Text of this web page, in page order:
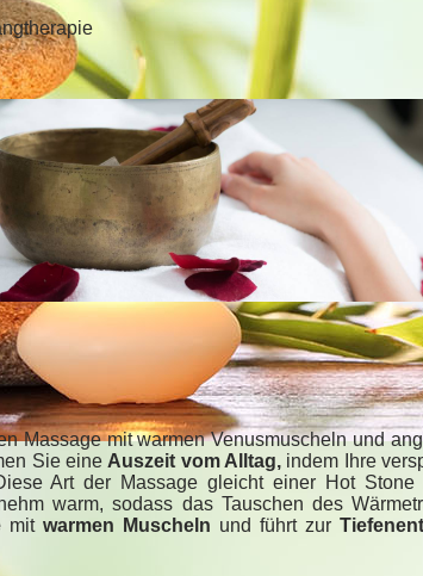
Massage mit warmen Venusmuscheln und
Sie eine Auszeit vom Alltag,indem Ihre
Art der Massage gleicht einer Hot
warm, sodass das Tauschen des
mit warmen Muscheln und führt zur